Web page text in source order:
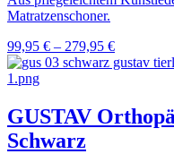
Matratzenschoner.
99,95 € – 279,95 €
GUSTAV
Schwarz